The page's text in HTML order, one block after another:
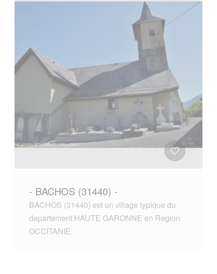
- BACHOS (31440) -
BACHOS (31440) est un village typique du
departement HAUTE GARONNE en Region
OCCITANIE.